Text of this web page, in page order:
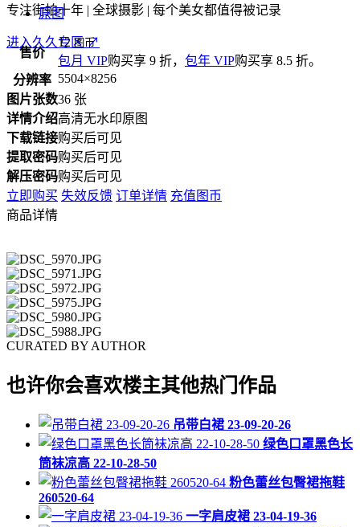
专注街拍十年 | 全球摄影 | 每个美女都值得被记录
进入久久专区↗
原图
售价
12图币
包月 VIP购买享 9 折， 包年 VIP购买享 8.5 折。
分辨率 5504×8256
图片张数36 张
详情介绍高清无水印原图
下载链接购买后可见
提取密码购买后可见
解压密码购买后可见
立即购买 失效反馈 订单详情 充值图币
商品详情
CURATED BY AUTHOR
也许你会喜欢楼主其他热门作品
吊带白裙 23-09-20-26
绿色口罩黑色长
筒袜凉高 22-10-28-50
粉色蕾丝包臀裙拖鞋
260520-64
一字肩皮裙 23-04-19-36